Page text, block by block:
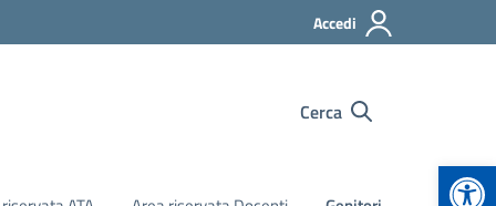
Accedi
Cerca